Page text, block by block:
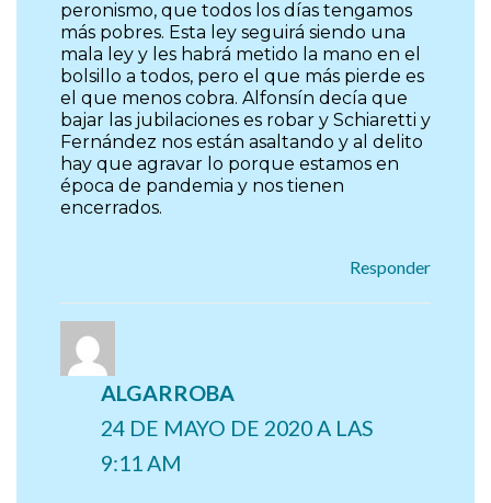
peronismo, que todos los días tengamos
más pobres. Esta ley seguirá siendo una
mala ley y les habrá metido la mano en el
bolsillo a todos, pero el que más pierde es
el que menos cobra. Alfonsín decía que
bajar las jubilaciones es robar y Schiaretti y
Fernández nos están asaltando y al delito
hay que agravar lo porque estamos en
época de pandemia y nos tienen
encerrados.
Responder
ALGARROBA
24 DE MAYO DE 2020 A LAS
9:11 AM